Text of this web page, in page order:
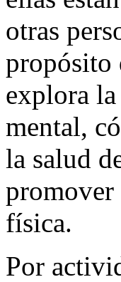
ellas
otras
propósito
explora
mental,
la salud
promover
física.